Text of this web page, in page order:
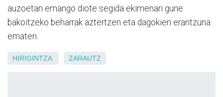
auzoetan emango diote segida ekimenari gune
bakoitzeko beharrak aztertzen eta dagokien erantzuna
ematen.
HIRIGINTZA ZARAUTZ